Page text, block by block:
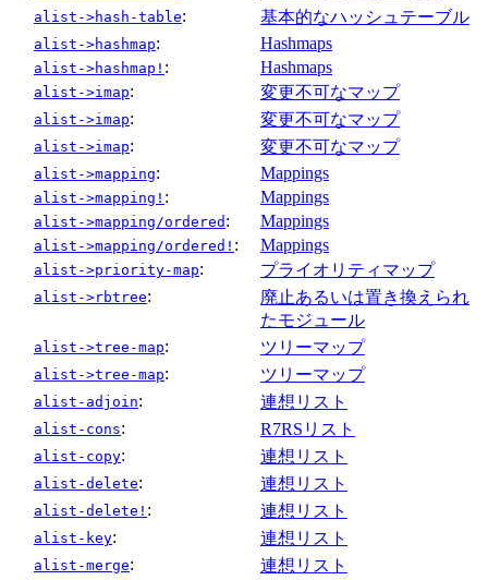
alist->hash-table: 基本的なハッシュテーブル
alist->hashmap: Hashmaps
alist->hashmap! : Hashmaps
alist->imap: 変更不可なマップ
alist->imap: 変更不可なマップ
alist->imap: 変更不可なマップ
alist->mapping: Mappings
alist->mapping! : Mappings
alist->mapping/ordered : Mappings
alist->mapping/ordered! : Mappings
alist->priority-map: プライオリティマップ
alist->rbtree:
廃止あるいは置き換えられ
たモジュール
alist->tree-map: ツリーマップ
alist->tree-map: ツリーマップ
alist-adjoin: 連想リスト
alist-cons: R7RSリスト
alist-copy: 連想リスト
alist-delete: 連想リスト
alist-delete! : 連想リスト
alist-key: 連想リスト
alist-merge: 連想リスト